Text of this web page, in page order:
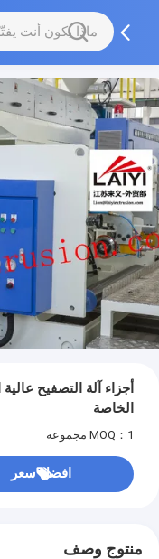
أجزاء آلة التصفيح
الخاصة
MOQ：1 مجموعة
افضل سعر
منتوج وصف